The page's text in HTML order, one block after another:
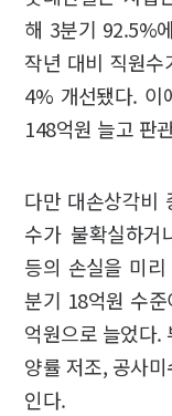
해 3분기 92.5%
작년 대비 직원
4% 개선됐다. 이
148억원 늘고 판
다만 대손상각비
수가 불확실하거
등의 손실을 미
분기 18억원 수
억원으로 늘었다.
양률 저조, 공사
인다.